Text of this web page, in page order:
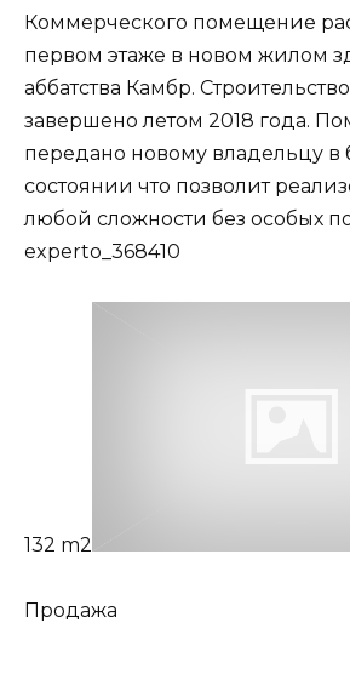
Коммерческого помещение
первом этаже в новом жилом
аббатства Камбр.
завершено летом 2018 года.
передано новому владельцу в
состоянии что позволит
любой сложности без особых
experto_368410
132 m2
Продажа